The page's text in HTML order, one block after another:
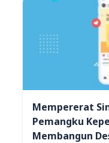
Mempererat
Pemangku
Membangun